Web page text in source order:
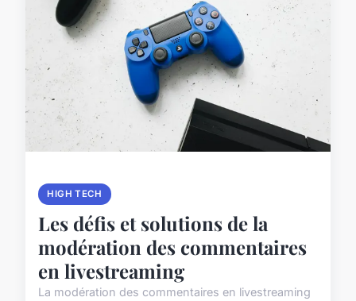
HIGH TECH
Les défis et solutions de la
modération des commentaires
en livestreaming
La modération des commentaires en livestreaming